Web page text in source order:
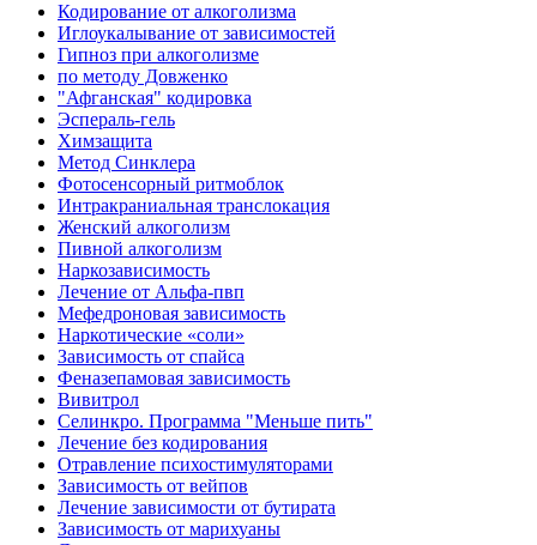
Кодирование от алкоголизма
Иглоукалывание от зависимостей
Гипноз при алкоголизме
по методу Довженко
"Афганская" кодировка
Эспераль-гель
Химзащита
Метод Синклера
Фотосенсорный ритмоблок
Интракраниальная транслокация
Женский алкоголизм
Пивной алкоголизм
Наркозависимость
Лечение от Альфа-пвп
Мефедроновая зависимость
Наркотические «соли»
Зависимость от спайса
Феназепамовая зависимость
Вивитрол
Селинкро. Программа "Меньше пить"
Лечение без кодирования
Отравление психостимуляторами
Зависимость от вейпов
Лечение зависимости от бутирата
Зависимость от марихуаны